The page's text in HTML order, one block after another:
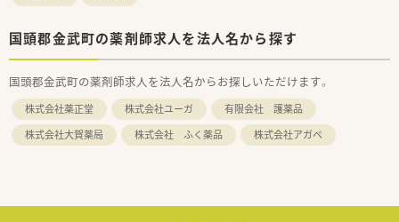
国頭郡金武町の薬剤師求人を法人名から探す
国頭郡金武町の薬剤師求人を法人名からお探しいただけます。
株式会社薬正堂 株式会社ユーガ
有限会社 護薬品
株式会社大賀薬局
株式会社 ふく薬品 株式会社アガペ